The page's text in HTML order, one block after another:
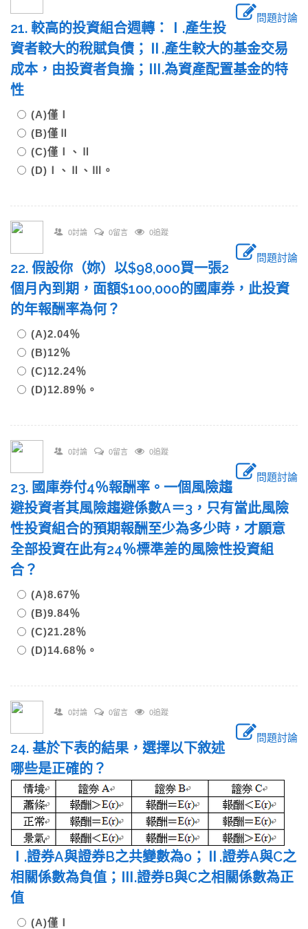
問題討論
21. 較高的投資組合週轉：Ⅰ.產生投
資者較大的稅賦負債；Ⅱ.產生較大的基金交易
成本，由投資者負擔；Ⅲ.為資產配置基金的特
性
(A)僅Ⅰ
(B)僅Ⅱ
(C)僅Ⅰ、Ⅱ
(D)Ⅰ、Ⅱ、Ⅲ。
0討論 0留言 0追蹤
問題討論
22. 假設你（妳）以$98,000買一張2
個月內到期，面額$100,000的國庫券，此投資
的年報酬率為何？
(A)2.04％
(B)12％
(C)12.24％
(D)12.89％。
0討論 0留言 0追蹤
問題討論
23. 國庫券付4％報酬率。一個風險趨
避投資者其風險趨避係數A＝3，只有當此風險
性投資組合的預期報酬至少為多少時，才願意
全部投資在此有24％標準差的風險性投資組
合？
(A)8.67％
(B)9.84％
(C)21.28％
(D)14.68％。
0討論 0留言 0追蹤
問題討論
24. 基於下表的結果，選擇以下敘述
哪些是正確的？
Ⅰ.證券A與證券B之共變數為0；Ⅱ.證券A與C之
相關係數為負值；Ⅲ.證券B與C之相關係數為正
值
(A)僅Ⅰ